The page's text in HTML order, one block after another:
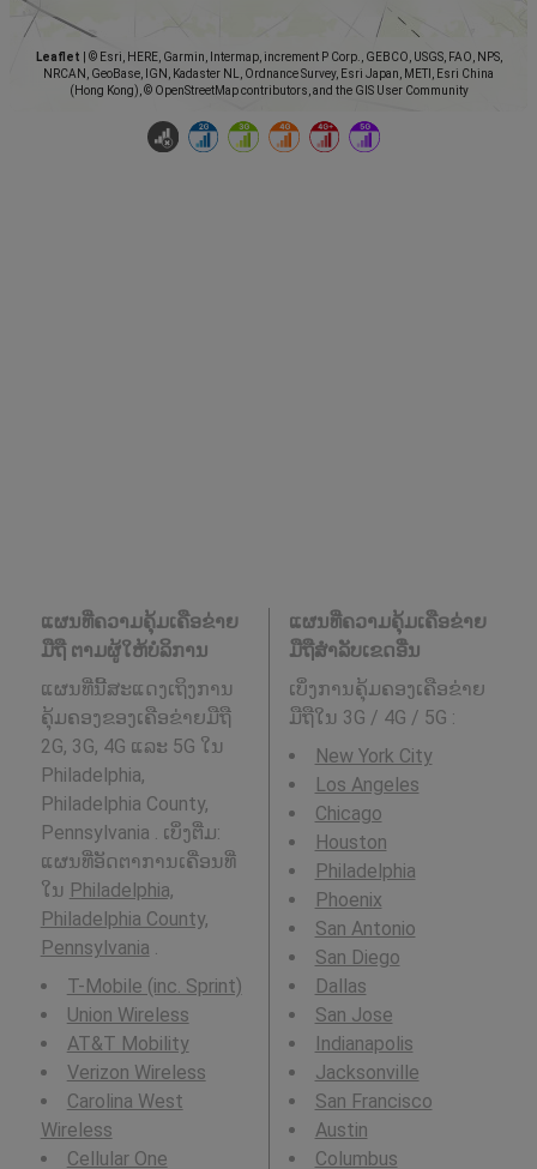
Leaflet
© Esri, HERE, Garmin, Intermap, increment P Corp., GEBCO, USGS, FAO, NPS,
NRCAN, GeoBase, IGN, Kadaster NL, Ordnance Survey, Esri Japan, METI, Esri China
(Hong Kong), © OpenStreetMap contributors, and the GIS User Community
ແຜນທີ່ຄວາມຄຸ້ມເຄືອຂ່າຍ
ມືຖື ຕາມຜູ້ໃຫ້ບໍລິການ
ແຜນທີ່ນີ້ສະແດງເຖິງການ
ຄຸ້ມຄອງຂອງເຄືອຂ່າຍມືຖື
2G, 3G, 4G ແລະ 5G ໃນ
Philadelphia,
Philadelphia County,
Pennsylvania . ເບິ່ງຕື່ມ:
ແຜນທີ່ອັດຕາການເຄື່ອນທີ່
ໃນ Philadelphia,
Philadelphia County,
Pennsylvania .
T-Mobile (inc. Sprint)
Union Wireless
AT&T Mobility
Verizon Wireless
Carolina West
Wireless
Cellular One
ແຜນທີ່ຄວາມຄຸ້ມເຄືອຂ່າຍ
ມືຖືສໍາລັບເຂດອື່ນ
ເບິ່ງການຄຸ້ມຄອງເຄືອຂ່າຍ
ມືຖືໃນ 3G / 4G / 5G :
New York City
Los Angeles
Chicago
Houston
Philadelphia
Phoenix
San Antonio
San Diego
Dallas
San Jose
Indianapolis
Jacksonville
San Francisco
Austin
Columbus